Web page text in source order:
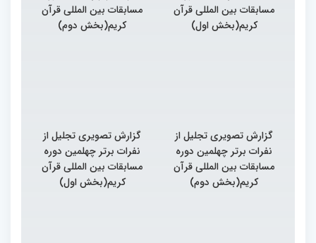
مسابقات بین المللی قرآن
کریم(بخش اول)
مسابقات بین المللی قرآن
کریم(بخش دوم)
گزارش تصویری تجلیل از
نفرات برتر چهلمین دوره
مسابقات بین المللی قرآن
کریم(بخش دوم)
گزارش تصویری تجلیل از
نفرات برتر چهلمین دوره
مسابقات بین المللی قرآن
کریم(بخش اول)